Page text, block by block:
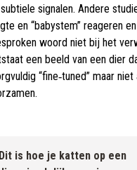
signalen. Andere
en “babystem” reageren
woord niet bij het
een beeld van een dier
“fine‑tuned” maar
Dit is hoe je katten op een